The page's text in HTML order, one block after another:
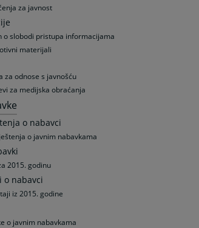
za javnost
o slobodi pristupa informacijama
materijali
za odnose s javnošću
za medijska obraćanja
o nabavci
o javnim nabavkama
2015. godinu
o nabavci
iz 2015. godine
o javnim nabavkama